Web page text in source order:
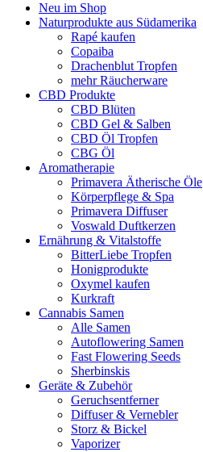
Neu im Shop
Naturprodukte aus Südamerika
Rapé kaufen
Copaiba
Drachenblut Tropfen
mehr Räucherware
CBD Produkte
CBD Blüten
CBD Gel & Salben
CBD Öl Tropfen
CBG Öl
Aromatherapie
Primavera Ätherische Öle
Körperpflege & Spa
Primavera Diffuser
Voswald Duftkerzen
Ernährung & Vitalstoffe
BitterLiebe Tropfen
Honigprodukte
Oxymel kaufen
Kurkraft
Cannabis Samen
Alle Samen
Autoflowering Samen
Fast Flowering Seeds
Sherbinskis
Geräte & Zubehör
Geruchsentferner
Diffuser & Vernebler
Storz & Bickel
Vaporizer